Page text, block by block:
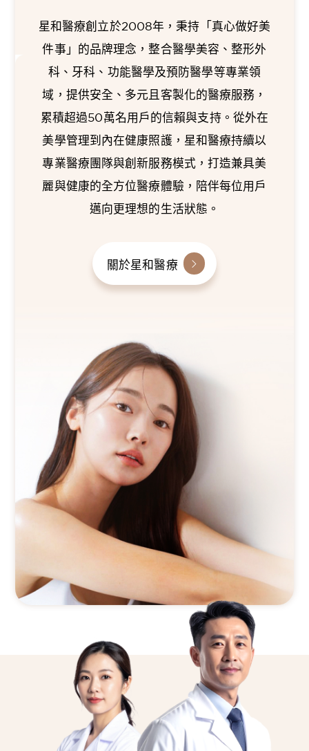
星和醫療創立於2008年，秉持「真心做好美
件事」的品牌理念，整合醫學美容、整形外
科、牙科、功能醫學及預防醫學等專業領
域，提供安全、多元且客製化的醫療服務，
累積超過50萬名用戶的信賴與支持。從外在
美學管理到內在健康照護，星和醫療持續以
專業醫療團隊與創新服務模式，打造兼具美
麗與健康的全方位醫療體驗，陪伴每位用戶
邁向更理想的生活狀態。
關於星和醫療